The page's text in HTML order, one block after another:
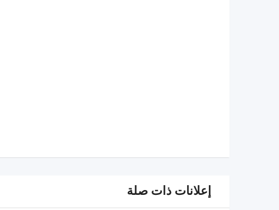
إعلانات ذات صلة